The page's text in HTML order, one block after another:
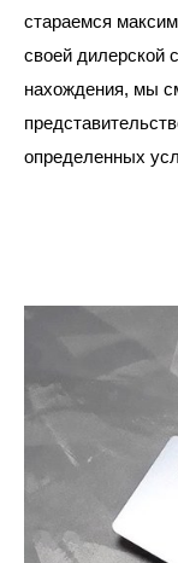
стараемся
своей дилерской
нахождения, мы
определенных